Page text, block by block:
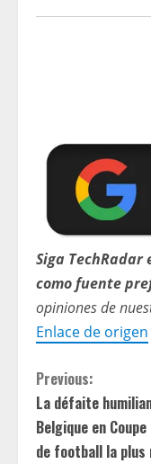
Siga TechRadar
como fuente
opiniones de
Enlace de origen
C
o
Previous:
La défaite
Belgique en
de football la